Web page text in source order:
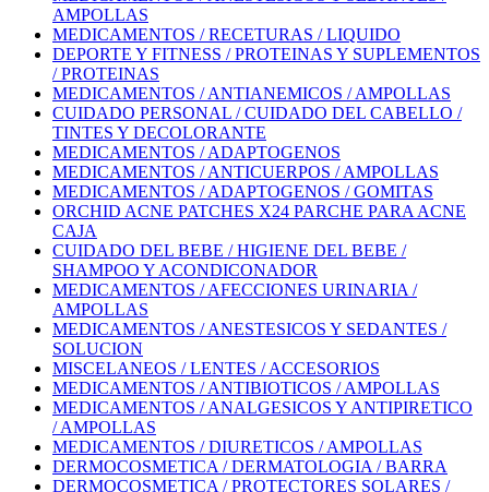
AMPOLLAS
MEDICAMENTOS / RECETURAS / LIQUIDO
DEPORTE Y FITNESS / PROTEINAS Y SUPLEMENTOS
/ PROTEINAS
MEDICAMENTOS / ANTIANEMICOS / AMPOLLAS
CUIDADO PERSONAL / CUIDADO DEL CABELLO /
TINTES Y DECOLORANTE
MEDICAMENTOS / ADAPTOGENOS
MEDICAMENTOS / ANTICUERPOS / AMPOLLAS
MEDICAMENTOS / ADAPTOGENOS / GOMITAS
ORCHID ACNE PATCHES X24 PARCHE PARA ACNE
CAJA
CUIDADO DEL BEBE / HIGIENE DEL BEBE /
SHAMPOO Y ACONDICONADOR
MEDICAMENTOS / AFECCIONES URINARIA /
AMPOLLAS
MEDICAMENTOS / ANESTESICOS Y SEDANTES /
SOLUCION
MISCELANEOS / LENTES / ACCESORIOS
MEDICAMENTOS / ANTIBIOTICOS / AMPOLLAS
MEDICAMENTOS / ANALGESICOS Y ANTIPIRETICO
/ AMPOLLAS
MEDICAMENTOS / DIURETICOS / AMPOLLAS
DERMOCOSMETICA / DERMATOLOGIA / BARRA
DERMOCOSMETICA / PROTECTORES SOLARES /